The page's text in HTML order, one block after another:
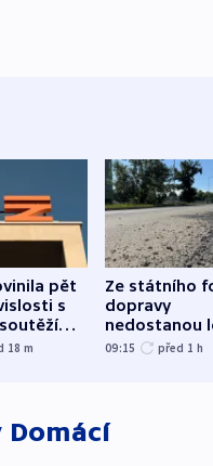
pět
s
18 m
Ze státního
dopravy
nedostanou
kraje na
09:15 před 1 h
Domácí